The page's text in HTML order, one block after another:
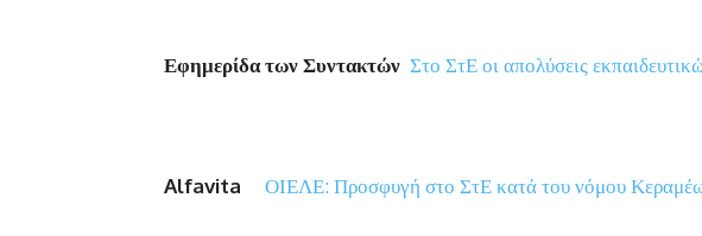
Εφημερίδα των Συντακτών Στο ΣτΕ οι απολύσεις
Alfavita ΟΙΕΛΕ: Προσφυγή στο ΣτΕ κατά του νόμου